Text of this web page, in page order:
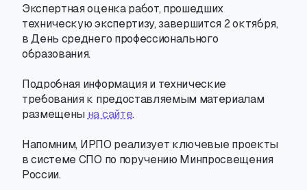
Экспертная оценка работ, прошедших
техническую экспертизу,завершится 2 октября,
в День среднего профессионального
образования.
Подробная информация и технические
требования к предоставляемым материалам
размещены на сайте.
Напомним, ИРПО реализует ключевые проекты
в системе СПО по поручению Минпросвещения
России.